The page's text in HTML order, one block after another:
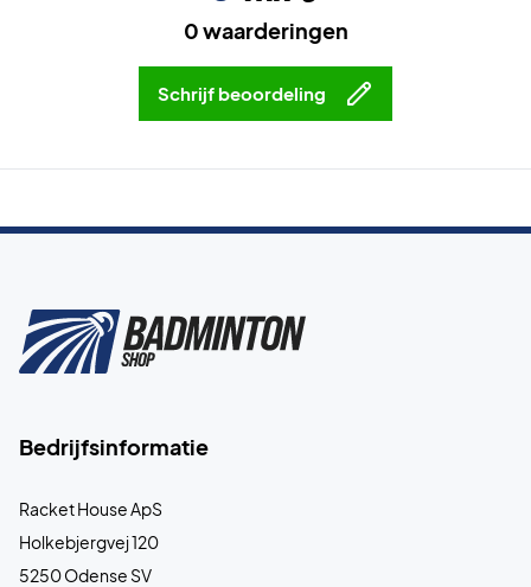
0 waarderingen
Schrijf beoordeling
Bedrijfsinformatie
Racket House ApS
Holkebjergvej 120
5250 Odense SV